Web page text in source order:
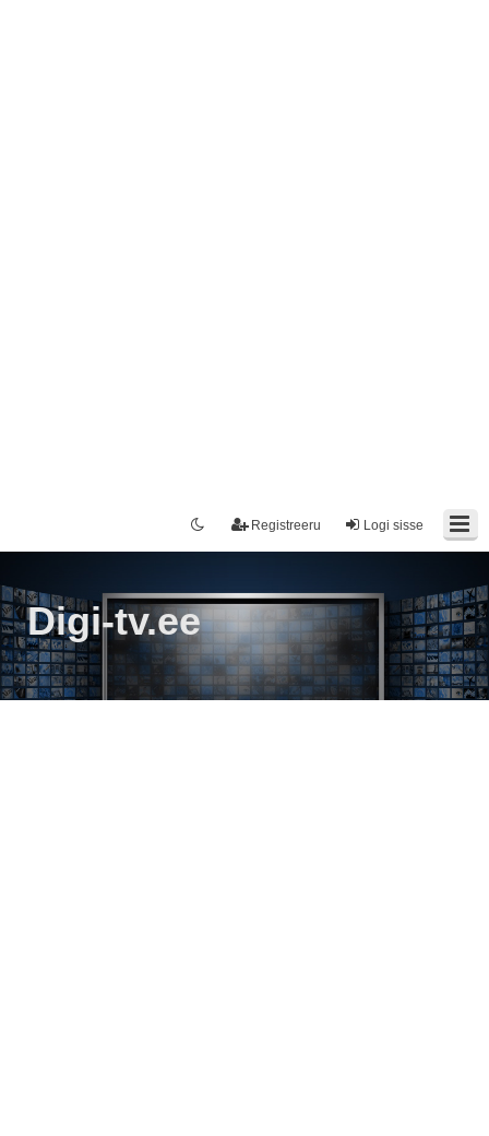
Logi sisse
Registreeru
Digi-tv.ee